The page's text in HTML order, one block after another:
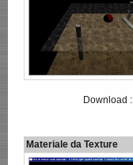
Download :
Materiale da Texture